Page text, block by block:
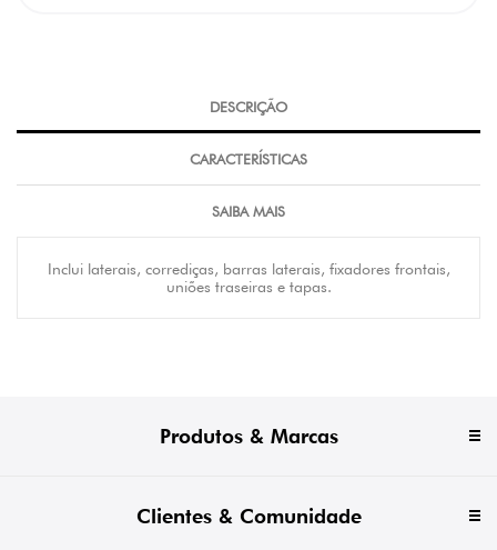
DESCRIÇÃO
CARACTERÍSTICAS
SAIBA MAIS
Inclui laterais, corrediças, barras laterais, fixadores frontais,
uniões traseiras e tapas.
Produtos & Marcas
Clientes & Comunidade